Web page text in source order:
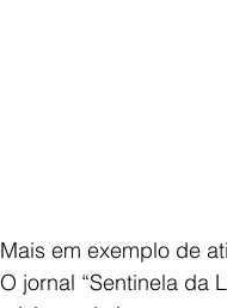
Mais em exemplo de
O jornal “Sentinela da